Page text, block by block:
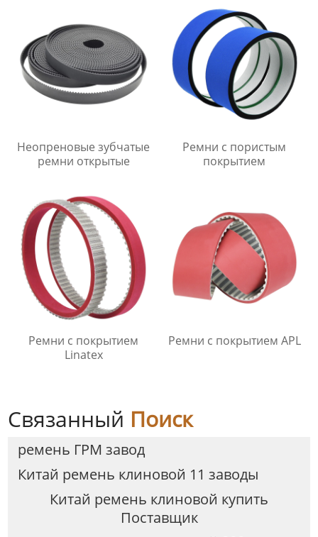
Неопреновые зубчатые
ремни открытые
Ремни с пористым
покрытием
Ремни с покрытием
Linatex
Ремни с покрытием APL
Связанный Поиск
ремень ГРМ завод
Китай ремень клиновой 11 заводы
Китай ремень клиновой купить
Поставщик